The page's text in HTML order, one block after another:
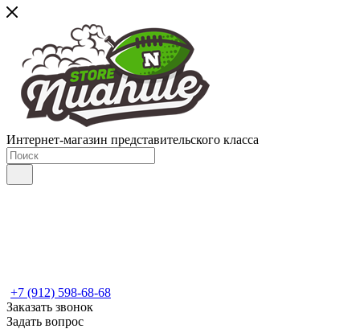
Интернет-магазин представительского класса
+7 (912) 598-68-68
Заказать звонок
Задать вопрос